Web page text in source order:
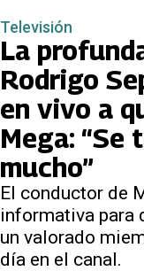
Televisión
La
Rodrigo
en vivo a
Mega: “Se
mucho”
El conductor de
informativa para
un valorado
día en el canal.